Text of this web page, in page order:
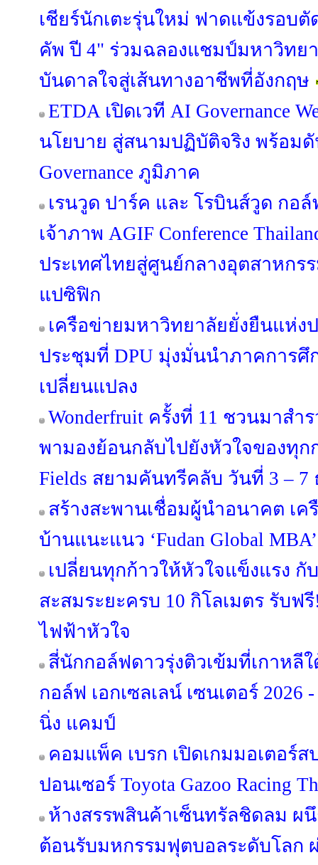
เชียร์นักเตะรุ่นใหม่ ฟาดแข้งรอบ
คัพ ปี 4" ร่วมฉลองแชมป์มหาวิทย
บันดาลใจสู่เส้นทางอาชีพที่อังกฤษ
ETDA เปิดเวที AI Governance
นโยบาย สู่สนามปฏิบัติจริง พร้อม
Governance ภูมิภาค
เรนวูด ปาร์ค และ โรบินส์วูด กอ
เจ้าภาพ AGIF Conference
ประเทศไทยสู่ศูนย์กลางอุตสาหกร
แปซิฟิก
เครือข่ายมหาวิทยาลัยยั่งยืนแห่ง
ประชุมที่ DPU มุ่งมั่นนำภาคการศึ
เปลี่ยนแปลง
Wonderfruit ครั้งที่ 11 ชวนมาสำ
พามองย้อนกลับไปยังหัวใจของทุก
Fields สยามคันทรีคลับ วันที่ 3 – 7
สร้างสะพานเชื่อมผู้นำอนาคต เ
บ้านแนะแนว ‘Fudan Global
เปลี่ยนทุกก้าวให้หัวใจแข็งแรง กั
สะสมระยะครบ 10 กิโลเมตร รับฟ
ไฟฟ้าหัวใจ
สี่นักกอล์ฟดาวรุ่งติวเข้มที่เกาหลีใ
กอล์ฟ เอกเซลเลน์ เซนเตอร์ 2026
นิ่ง แคมป์
คอมแพ็ค เบรก เปิดเกมมอเตอร์ส
ปอนเซอร์ Toyota Gazoo Racing
ห้างสรรพสินค้าเซ็นทรัลชิดลม ผนึ
ต้อนรับมหกรรมฟุตบอลระดับโลก